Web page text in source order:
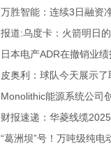
万胜智能：连续3日融资
报道:乌度卡：火箭明日
日本电产ADR在撤销业
皮奥利：球队今天展示
Monolithic能源系统公司
财报速递：华菱线缆
“葛洲坝”号！万吨级纯